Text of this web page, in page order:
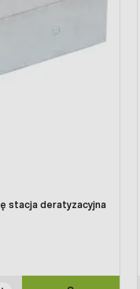
stacja deratyzacyjna